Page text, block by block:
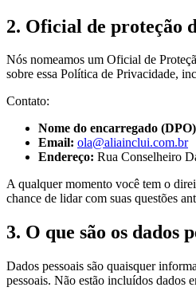
2. Oficial de proteção
Nós nomeamos um Oficial de
sobre essa Política de Privacidade,
Contato:
Nome do encarregado
Email: ola@aliainclui.com.br
Endereço: Rua Conselheiro
A qualquer momento você tem o
chance de lidar com suas questões
3. O que são os dados
Dados pessoais são quaisquer
pessoais. Não estão incluídos dados